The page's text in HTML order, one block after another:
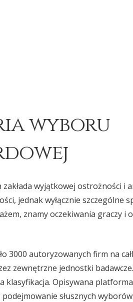
wyboru
wyjątkowej ostrożności i
jednak wyłącznie szczególne
znamy oczekiwania graczy i
3000 autoryzowanych firm na
zewnętrzne jednostki
klasyfikacja. Opisywana
słusznych wyborów.